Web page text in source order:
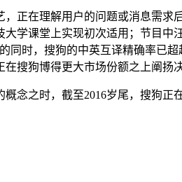
在理解用户的问题或消息需求
学课堂上实现初次适用；节目
同时，搜狗的中英互译精确率已
搜狗博得更大市场份额之上阐扬
之时，截至2016岁尾，搜狗正